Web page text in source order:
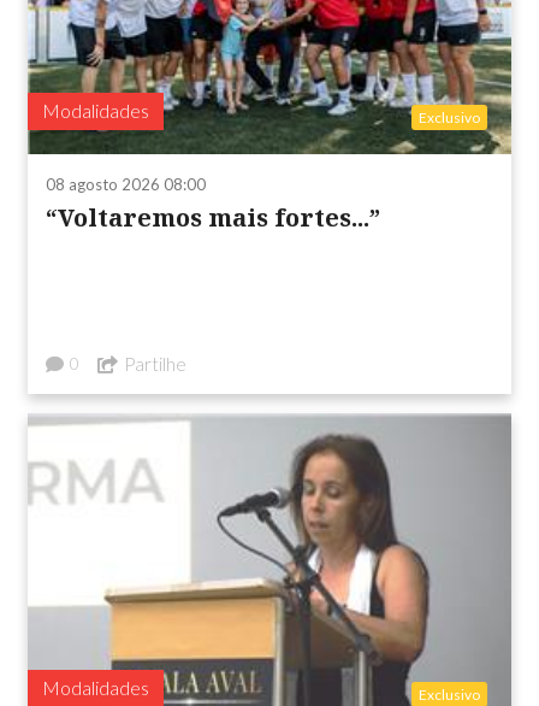
Modalidades Exclusivo
08 agosto 2026 08:00
“Voltaremos mais fortes...”
0 Partilhe
Modalidades Exclusivo